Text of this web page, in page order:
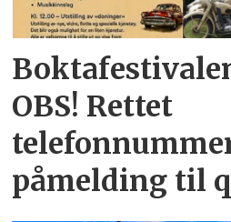
OBS! Rettet
påmelding til